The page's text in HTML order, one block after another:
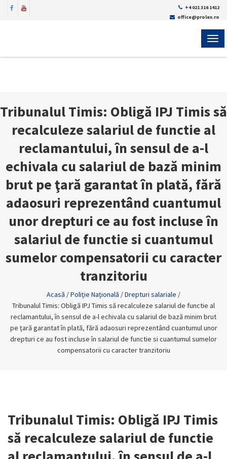
+4 021 316 1412
office@prolex.ro
Tribunalul Timis: Obligă IPJ Timis să
recalculeze salariul de functie al
reclamantului, în sensul de a-l
echivala cu salariul de bază minim
brut pe ţară garantat în plată, fără
adaosuri reprezentând cuantumul
unor drepturi ce au fost incluse în
salariul de functie si cuantumul
sumelor compensatorii cu caracter
tranzitoriu
Acasă /Poliţie Naţională /Drepturi salariale /
Tribunalul Timis: Obligă IPJ Timis să recalculeze salariul de functie al
reclamantului, în sensul de a-l echivala cu salariul de bază minim brut
pe ţară garantat în plată, fără adaosuri reprezentând cuantumul unor
drepturi ce au fost incluse în salariul de functie si cuantumul sumelor
compensatorii cu caracter tranzitoriu
Tribunalul Timis: Obligă IPJ Timis
să recalculeze salariul de functie